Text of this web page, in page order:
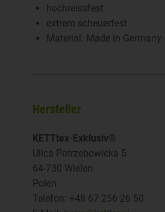
hochreissfest
extrem scheuerfest
Material: Made in Germany
Hersteller
KETTtex-Exklusiv®
Ulica Potrzebowicka 5
64-730 Wielen
Polen
Telefon: +48 67 256 26 50